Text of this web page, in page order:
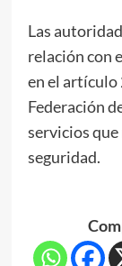
Las
relación con
en el artículo
Federación
servicios
seguridad.